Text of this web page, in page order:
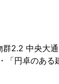
2.2 中央大
「円卓のあ